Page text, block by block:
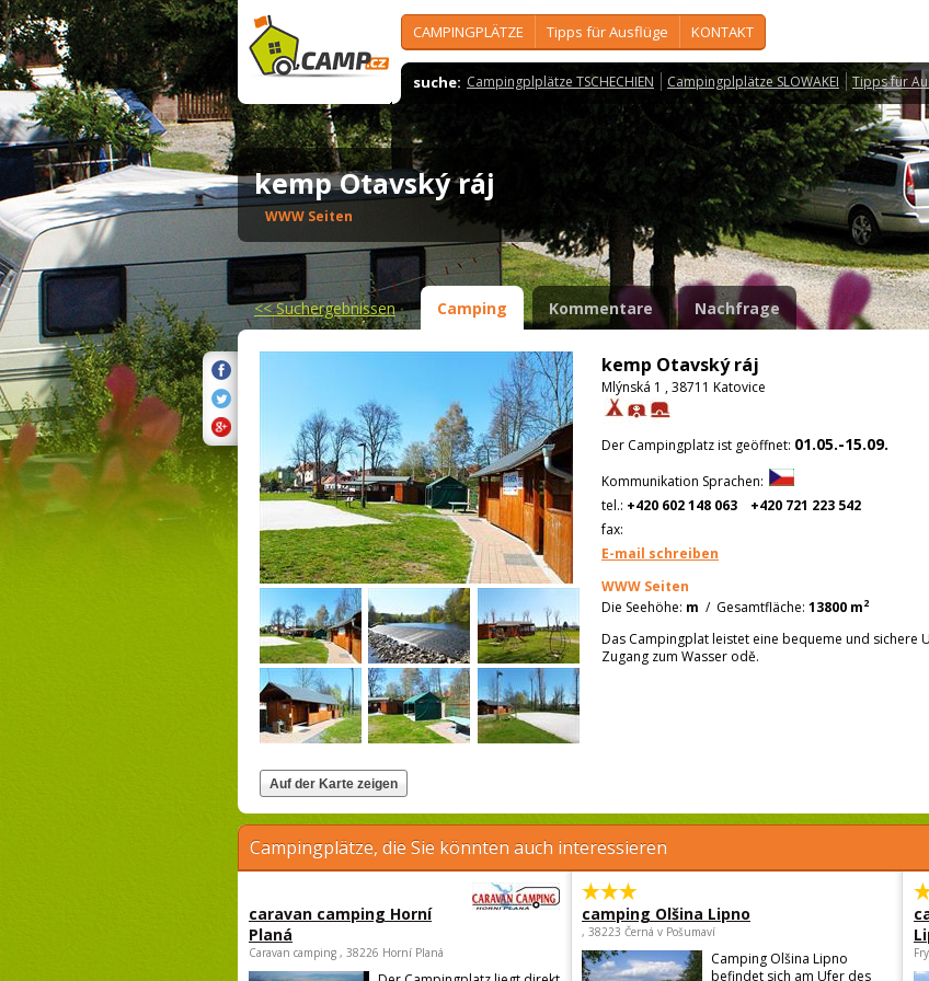
CAMPINGPLÄTZE Tipps für Ausflüge KONTAKT
suche: Campingplplätze TSCHECHIEN Campingplplätze SLOWAKEI Tipps für
kemp Otavský ráj
WWW Seiten
<<Suchergebnissen Camping Kommentare Nachfrage
kemp Otavský ráj
Mlýnská 1 , 38711 Katovice
Der Campingplatz ist geöffnet: 01.05.-15.09.
Kommunikation Sprachen:
tel.: +420 602 148 063
+420 721 223 542
fax:
E-mail schreiben
WWW Seiten
Die Seehöhe: m / Gesamtfläche: 13800 m2
Das Campingplat leistet eine bequeme und sichere
Zugang zum Wasser odě.
Campingplätze, die Sie könnten auch interessieren
caravan camping Horní
Planá
Caravan camping , 38226 Horní Planá
camping Olšina Lipno
, 38223 Černá v Pošumaví
Camping Olšina Lipno
befindet sich am Ufer des